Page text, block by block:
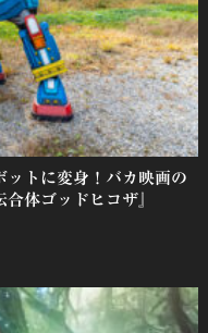
ットに変身！バカ映画の
体ゴッドヒコザ』